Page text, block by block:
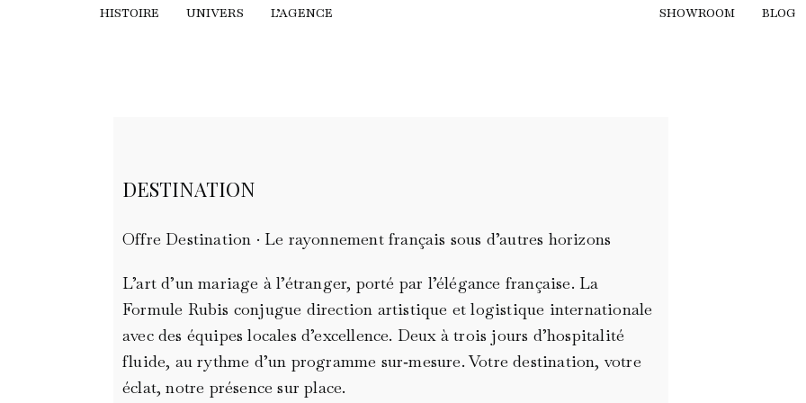
HISTOIRE UNIVERS L’AGENCE SHOWROOM BLOG
DESTINATION
Offre Destination · Le rayonnement français sous d’autres horizons
L’art d’un mariage à l’étranger, porté par l’élégance française. La
Formule Rubis conjugue direction artistique et logistique internationale
avec des équipes locales d’excellence. Deux à trois jours d’hospitalité
fluide, au rythme d’un programme sur‑mesure. Votre destination, votre
éclat, notre présence sur place.